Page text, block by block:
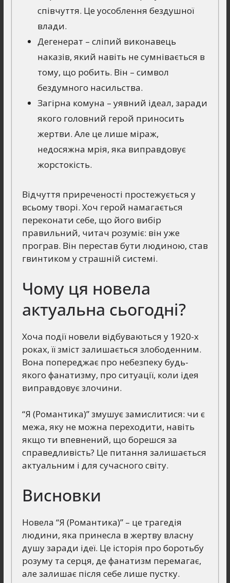
співчуття. Це уособлення бездушної
влади.
Дегенерат – сліпий виконавець
наказів, який навіть не сумнівається в
тому, що робить. Він – символ
бездумного насильства.
Загірна комуна – уявний ідеал, заради
якого головний герой приносить
жертви. Але це лише міраж,
недосяжна мрія, яка виправдовує
жорстокість.
Відчуття приреченості простежується у
всьому творі. Хоч герой намагається
переконати себе, що його вибір
правильний, читач розуміє: він уже
програв. Він перестав бути людиною, став
гвинтиком у страшній системі.
Чому ця новела
актуальна сьогодні?
Хоча події новели відбуваються у 1920-х
роках, її зміст залишається злободенним.
Вона попереджає про небезпеку будь-
якого фанатизму, про ситуації, коли ідея
виправдовує злочини.
“Я (Романтика)” змушує замислитися: чи є
межа, яку не можна переходити, навіть
якщо ти впевнений, що борешся за
справедливість? Це питання залишається
актуальним і для сучасного світу.
Висновки
Новела “Я (Романтика)” – це трагедія
людини, яка принесла в жертву власну
душу заради ідеї. Це історія про боротьбу
розуму та серця, де фанатизм перемагає,
але залишає після себе лише пустку.